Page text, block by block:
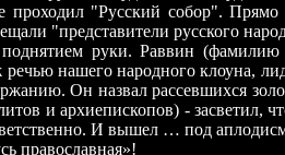
"Русский собор". Прямо
"представители русского
поднятием руки. Раввин
речью нашего народного клоуна,
Он назвал рассевшихся
и архиепископов) - засветил,
И вышел … под
православная»!